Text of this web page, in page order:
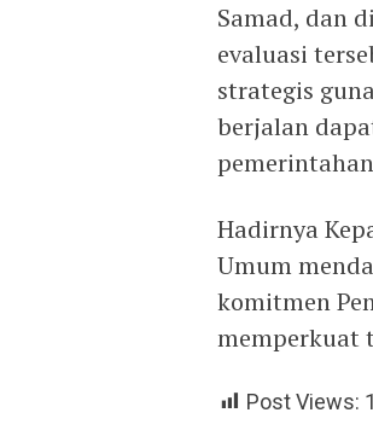
Samad, dan
evaluasi
strategis
berjalan
Hadirnya
Umum
komitmen
memperkuat
Post Views: